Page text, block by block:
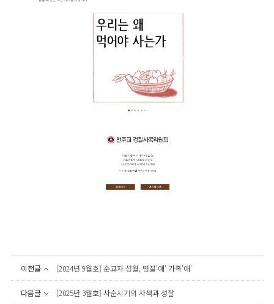
이전글 [2024년 9월호] 순교자 성월, 명절'애' 가족'애'
다음글 [2025년 3월호] 사순시기의 사색과 성찰